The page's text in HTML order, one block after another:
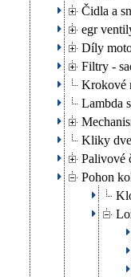
Čidla a
egr
Díly
Filtry -
Krokové
Lambda
Kliky
Palivové
Pohon